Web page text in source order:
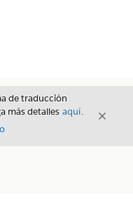
de traducción
más detalles aquí.
Cerrar